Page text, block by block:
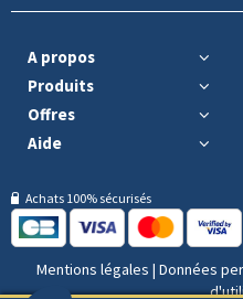
A propos
Produits
Offres
Aide
Achats 100% sécurisés
Mentions légales | Données